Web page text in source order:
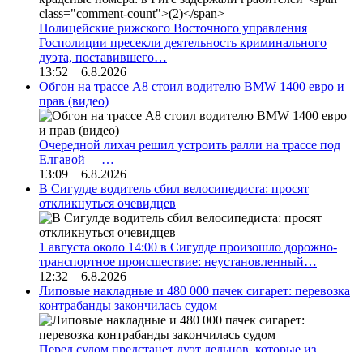
Полицейские рижского Восточного управления
Госполиции пресекли деятельность криминального
дуэта, поставившего…
13:52 6.8.2026
Обгон на трассе А8 стоил водителю BMW 1400 евро и
прав (видео)
Очередной лихач решил устроить ралли на трассе под
Елгавой —…
13:09 6.8.2026
В Сигулде водитель сбил велосипедиста: просят
откликнуться очевидцев
1 августа около 14:00 в Сигулде произошло дорожно-
транспортное происшествие: неустановленный…
12:32 6.8.2026
Липовые накладные и 480 000 пачек сигарет: перевозка
контрабанды закончилась судом
Перед судом предстанет дуэт дельцов, которые из